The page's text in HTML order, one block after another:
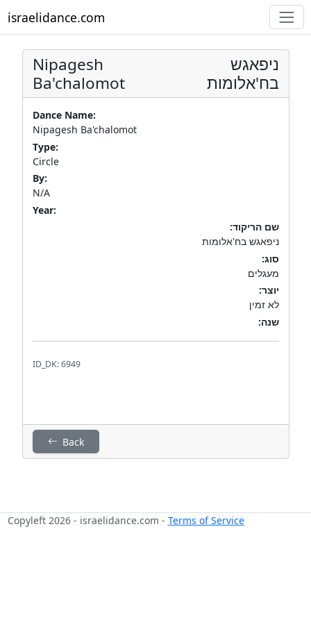
israelidance.com
Nipagesh
Ba'chalomot
ניפאגש
בח'אלומות
Dance Name:
Nipagesh Ba'chalomot
Type:
Circle
By:
N/A
Year:
שם הריקוד:
ניפאגש בח'אלומות
סוג:
מעגלים
יוצר:
לא זמין
שנה:
ID_DK: 6949
Back
Copyleft 2026 - israelidance.com - Terms of Service